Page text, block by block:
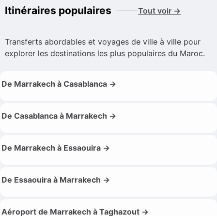
Itinéraires populaires Tout voir →
Transferts abordables et voyages de ville à ville pour
explorer les destinations les plus populaires du Maroc.
De Marrakech à Casablanca →
De Casablanca à Marrakech →
De Marrakech à Essaouira →
De Essaouira à Marrakech →
Aéroport de Marrakech à Taghazout →